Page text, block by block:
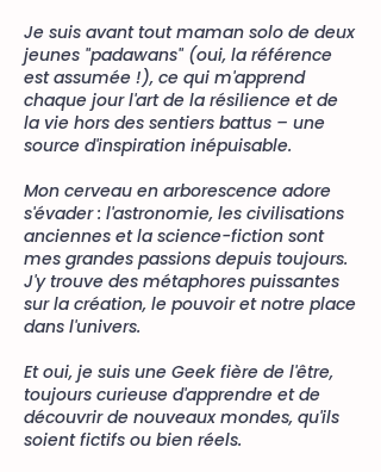
Je suis avant tout maman solo de deux
jeunes "padawans" (oui, la référence
est assumée !), ce qui m'apprend
chaque jour l'art de la résilience et de
la vie hors des sentiers battus – une
source d'inspiration inépuisable.
Mon cerveau en arborescence adore
s'évader : l'astronomie, les civilisations
anciennes et la science-fiction sont
mes grandes passions depuis toujours.
J'y trouve des métaphores puissantes
sur la création, le pouvoir et notre place
dans l'univers.
Et oui, je suis une Geek fière de l'être,
toujours curieuse d'apprendre et de
découvrir de nouveaux mondes, qu'ils
soient fictifs ou bien réels.